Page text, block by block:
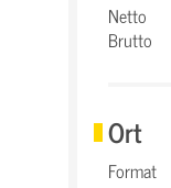
Netto
Brutto
Ort
Format